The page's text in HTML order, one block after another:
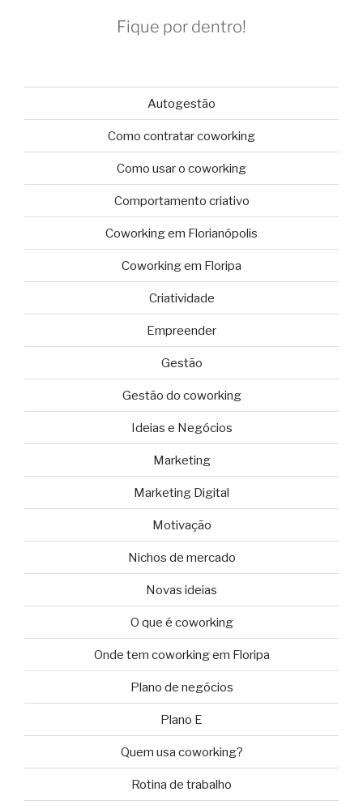
Fique por dentro!
Autogestão
Como contratar coworking
Como usar o coworking
Comportamento criativo
Coworking em Florianópolis
Coworking em Floripa
Criatividade
Empreender
Gestão
Gestão do coworking
Ideias e Negócios
Marketing
Marketing Digital
Motivação
Nichos de mercado
Novas ideias
O que é coworking
Onde tem coworking em Floripa
Plano de negócios
Plano E
Quem usa coworking?
Rotina de trabalho